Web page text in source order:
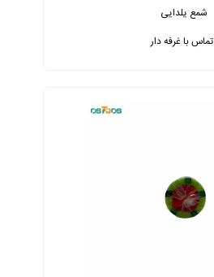
شمع یلدایی
تماس با غرفه دار